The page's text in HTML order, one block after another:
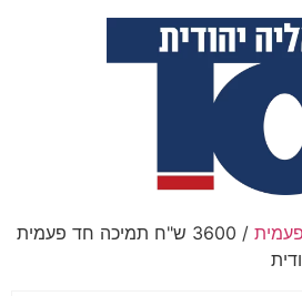
/ 3600 ש"ח תמיכה חד פעמית